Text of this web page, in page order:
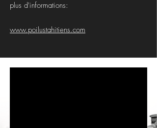
plus d'informations:
www.poilustahitiens.com